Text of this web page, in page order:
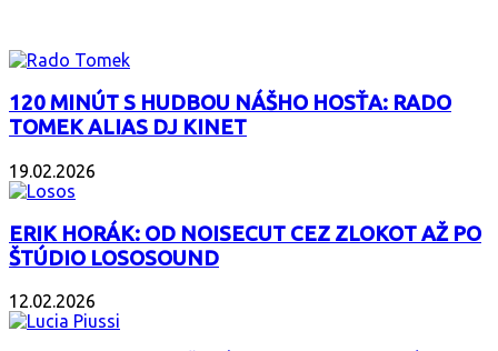
120 MINÚT S HUDBOU NÁŠHO HOSŤA: RADO
TOMEK ALIAS DJ KINET
19.02.2026
ERIK HORÁK: OD NOISECUT CEZ ZLOKOT AŽ PO
ŠTÚDIO LOSOSOUND
12.02.2026